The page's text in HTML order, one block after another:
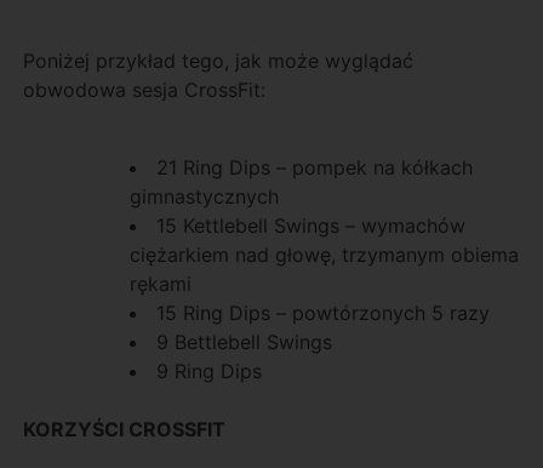
Poniżej przykład tego, jak może wyglądać
obwodowa sesja CrossFit:
21 Ring Dips – pompek na kółkach
gimnastycznych
15 Kettlebell Swings – wymachów
ciężarkiem nad głowę, trzymanym obiema
rękami
15 Ring Dips – powtórzonych 5 razy
9 Bettlebell Swings
9 Ring Dips
KORZYŚCI CROSSFIT